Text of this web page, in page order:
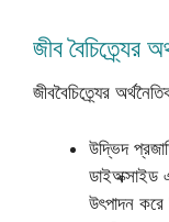
জীব বৈচিত্র্যের
জীববৈচিত্র্যের
উদ্ভিদ
ডাইঅক্সাইড
উৎপাদন